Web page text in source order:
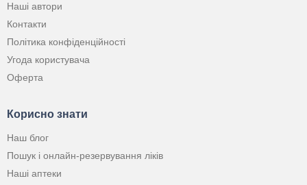
Наші автори
Контакти
Політика конфіденційності
Угода користувача
Оферта
Корисно знати
Наш блог
Пошук і онлайн-резервування ліків
Наші аптеки